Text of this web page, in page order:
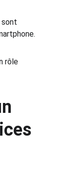
sont
rôle